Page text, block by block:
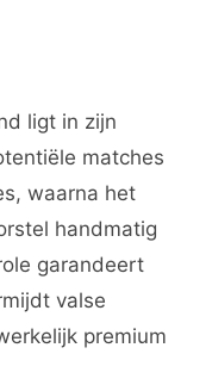
ligt in zijn
matches
waarna het
handmatig
garandeert
valse
premium